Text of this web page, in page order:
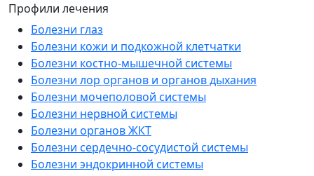
Профили лечения
Болезни глаз
Болезни кожи и подкожной клетчатки
Болезни костно-мышечной системы
Болезни лор органов и органов дыхания
Болезни мочеполовой системы
Болезни нервной системы
Болезни органов ЖКТ
Болезни сердечно-сосудистой системы
Болезни эндокринной системы